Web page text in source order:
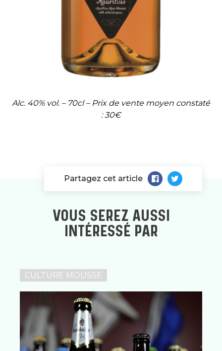
Alc. 40% vol. – 70cl – Prix de vente moyen constaté
: 30€
Partagez cet article
VOUS SEREZ AUSSI
INTÉRESSÉ PAR
CULTURE MOUSSE